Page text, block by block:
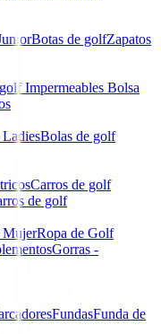
Botas de golfZapatos
Impermeables Bolsa
Bolas de golf
Carros de golf
de golf
MujerRopa de Golf
Gorras -
FundasFunda de